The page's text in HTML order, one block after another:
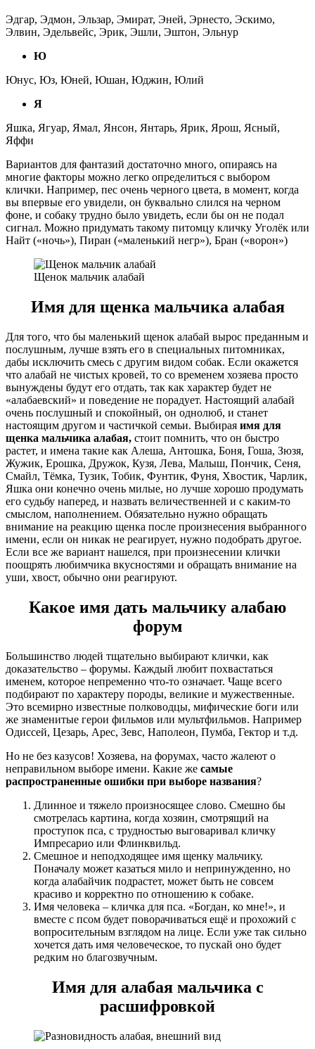
Эдгар, Эдмон, Эльзар, Эмират, Эней, Эрнесто, Эскимо,
Элвин, Эдельвейс, Эрик, Эшли, Эштон, Эльнур
Ю
Юнус, Юз, Юней, Юшан, Юджин, Юлий
Я
Яшка, Ягуар, Ямал, Янсон, Янтарь, Ярик, Ярош, Ясный,
Яффи
Вариантов для фантазий достаточно много, опираясь на
многие факторы можно легко определиться с выбором
клички. Например, пес очень черного цвета, в момент, когда
вы впервые его увидели, он буквально слился на черном
фоне, и собаку трудно было увидеть, если бы он не подал
сигнал. Можно придумать такому питомцу кличку Уголёк или
Найт («ночь»), Пиран («маленький негр»), Бран («ворон»)
Щенок мальчик алабай
Имя для щенка мальчика алабая
Для того, что бы маленький щенок алабай вырос преданным и
послушным, лучше взять его в специальных питомниках,
дабы исключить смесь с другим видом собак. Если окажется
что алабай не чистых кровей, то со временем хозяева просто
вынуждены будут его отдать, так как характер будет не
«алабаевский» и поведение не порадует. Настоящий алабай
очень послушный и спокойный, он однолюб, и станет
настоящим другом и частичкой семьи. Выбирая имя для
щенка мальчика алабая, стоит помнить, что он быстро
растет, и имена такие как Алеша, Антошка, Боня, Гоша, Зюзя,
Жужик, Ерошка, Дружок, Кузя, Лева, Малыш, Пончик, Сеня,
Смайл, Тёмка, Тузик, Тобик, Фунтик, Фуня, Хвостик, Чарлик,
Яшка они конечно очень милые, но лучше хорошо продумать
его судьбу наперед, и назвать величественней и с каким-то
смыслом, наполнением. Обязательно нужно обращать
внимание на реакцию щенка после произнесения выбранного
имени, если он никак не реагирует, нужно подобрать другое.
Если все же вариант нашелся, при произнесении клички
поощрять любимчика вкусностями и обращать внимание на
уши, хвост, обычно они реагируют.
Какое имя дать мальчику алабаю
форум
Большинство людей тщательно выбирают клички, как
доказательство – форумы. Каждый любит похвастаться
именем, которое непременно что-то означает. Чаще всего
подбирают по характеру породы, великие и мужественные.
Это всемирно известные полководцы, мифические боги или
же знаменитые герои фильмов или мультфильмов. Например
Одиссей, Цезарь, Арес, Зевс, Наполеон, Пумба, Гектор и т.д.
Но не без казусов! Хозяева, на форумах, часто жалеют о
неправильном выборе имени. Какие же самые
распространенные ошибки при выборе названия?
Длинное и тяжело произносящее слово. Смешно бы
смотрелась картина, когда хозяин, смотрящий на
проступок пса, с трудностью выговаривал кличку
Импресарио или Флинквильд.
Смешное и неподходящее имя щенку мальчику.
Поначалу может казаться мило и непринужденно, но
когда алабайчик подрастет, может быть не совсем
красиво и корректно по отношению к собаке.
Имя человека – кличка для пса. «Богдан, ко мне!», и
вместе с псом будет поворачиваться ещё и прохожий с
вопросительным взглядом на лице. Если уже так сильно
хочется дать имя человеческое, то пускай оно будет
редким но благозвучным.
Имя для алабая мальчика с
расшифровкой